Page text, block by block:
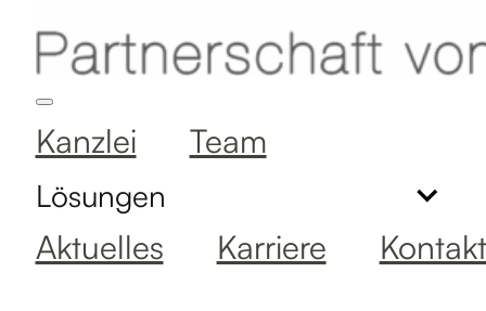
Kanzlei Team
Lösungen
Aktuelles Karriere Kontakt